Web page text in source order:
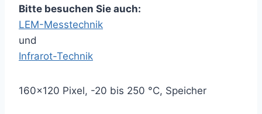
Bitte besuchen Sie auch:
LEM-Messtechnik
und
Infrarot-Technik
160×120 Pixel, -20 bis 250 °C, Speicher